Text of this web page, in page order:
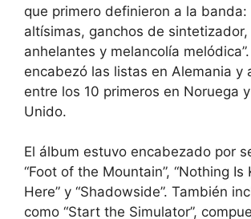
que primero definieron a la banda:
altísimas, ganchos de sintetizador,
anhelantes y melancolía
encabezó las listas en Alemania y
entre los 10 primeros en Noruega
Unido.
El álbum estuvo encabezado por
“Foot of the Mountain”, “Nothing Is
Here” y “Shadowside”. También
como “Start the Simulator”,